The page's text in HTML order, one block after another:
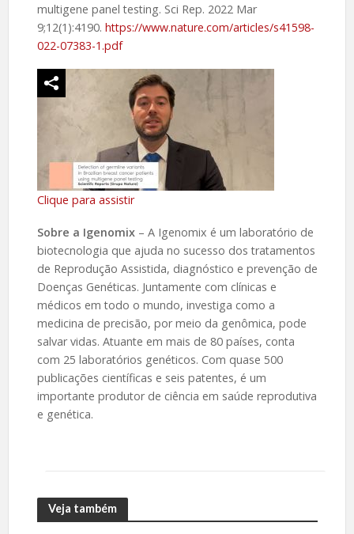
multigene panel testing. Sci Rep. 2022 Mar
9;12(1):4190. https://www.nature.com/articles/s41598-
022-07383-1.pdf
Clique para assistir
Sobre a Igenomix– A Igenomix é um laboratório de
biotecnologia que ajuda no sucesso dos tratamentos
de Reprodução Assistida, diagnóstico e prevenção de
Doenças Genéticas. Juntamente com clínicas e
médicos em todo o mundo, investiga como a
medicina de precisão, por meio da genômica, pode
salvar vidas. Atuante em mais de 80 países, conta
com 25 laboratórios genéticos. Com quase 500
publicações científicas e seis patentes, é um
importante produtor de ciência em saúde reprodutiva
e genética.
Veja também